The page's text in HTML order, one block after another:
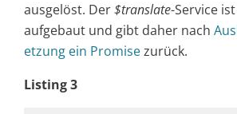
ausgelöst. Der$translate-Service
aufgebaut und gibt daher nach
etzung ein Promisezurück.
Listing 3